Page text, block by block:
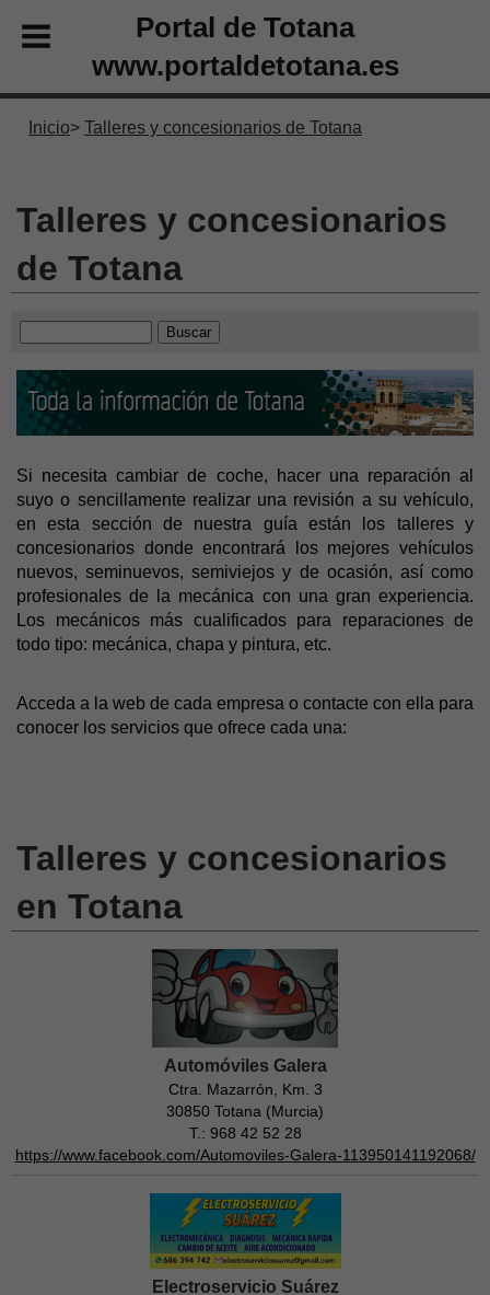
Portal de Totana
www.portaldetotana.es
Inicio Talleres y concesionarios de Totana
Talleres y concesionarios
de Totana
Si necesita cambiar de coche, hacer una reparación al
suyo o sencillamente realizar una revisión a su vehículo,
en esta sección de nuestra guía están los talleres y
concesionarios donde encontrará los mejores vehículos
nuevos, seminuevos, semiviejos y de ocasión, así como
profesionales de la mecánica con una gran experiencia.
Los mecánicos más cualificados para reparaciones de
todo tipo: mecánica, chapa y pintura, etc.
Acceda a la web de cada empresa o contacte con ella para
conocer los servicios que ofrece cada una:
Talleres y concesionarios
en Totana
Automóviles Galera
Ctra. Mazarrón, Km. 3
30850 Totana (Murcia)
T.: 968 42 52 28
https://www.facebook.com/Automoviles-Galera-113950141192068/
Electroservicio Suárez